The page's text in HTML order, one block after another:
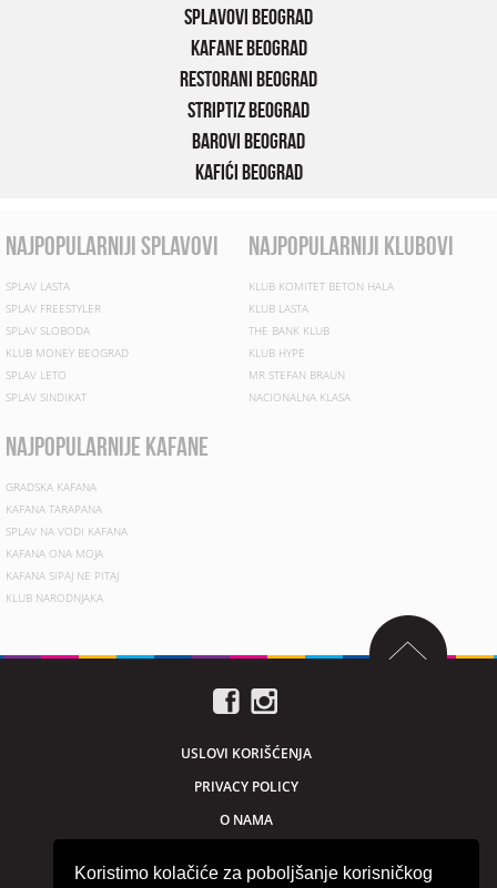
Koristimo kolačiće za poboljšanje korisničkog
Splavovi Beograd
Kafane Beograd
Restorani Beograd
Striptiz Beograd
Barovi Beograd
Kafići Beograd
najpopularniji splavovi
SPLAV LASTA
SPLAV FREESTYLER
SPLAV SLOBODA
KLUB MONEY BEOGRAD
SPLAV LETO
SPLAV SINDIKAT
najpopularniji klubovi
KLUB KOMITET BETON HALA
KLUB LASTA
THE BANK KLUB
KLUB HYPE
MR STEFAN BRAUN
NACIONALNA KLASA
najpopularnije kafane
GRADSKA KAFANA
KAFANA TARAPANA
SPLAV NA VODI KAFANA
KAFANA ONA MOJA
KAFANA SIPAJ NE PITAJ
KLUB NARODNJAKA
USLOVI KORIŠĆENJA
PRIVACY POLICY
O NAMA